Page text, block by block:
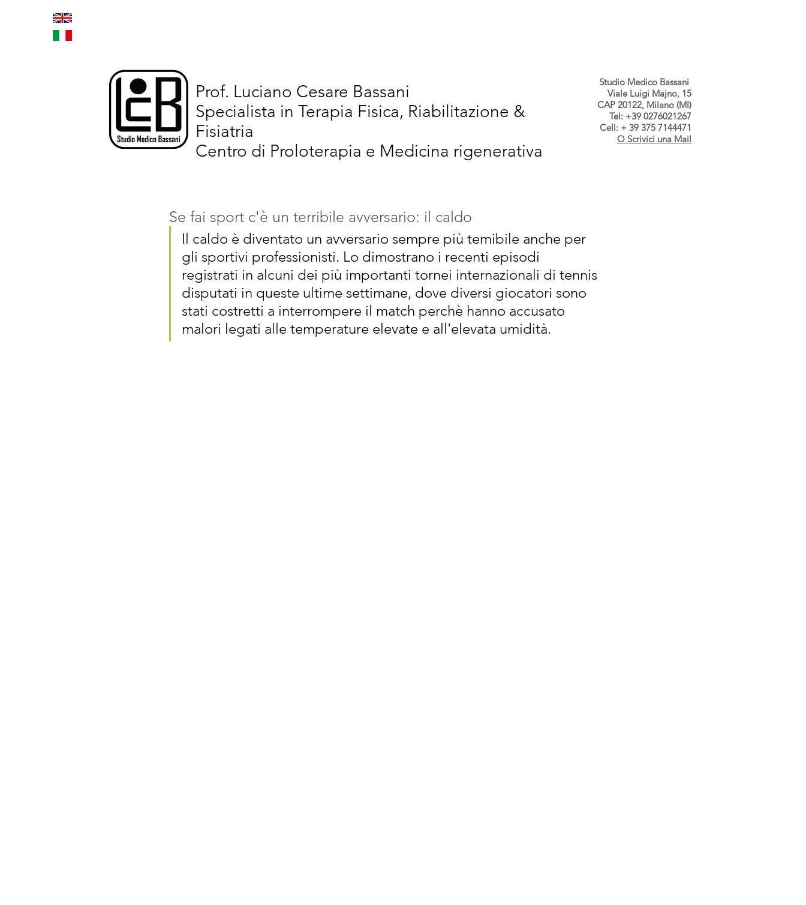
Prof. Luciano Cesare Bassani
Specialista in Terapia Fisica, Riabilitazione &
Fisiatria
Centro di Proloterapia e Medicina rigenerativa
Studio Medico Bassani
Viale Luigi Majno, 15
CAP 20122, Milano (MI)
Tel: +39 0276021267
Cell: + 39 375 7144471
O Scrivici una Mail
Se fai sport c'è un terribile avversario: il caldo
Il caldo è diventato un avversario sempre più temibile anche per
gli sportivi professionisti. Lo dimostrano i recenti episodi
registrati in alcuni dei più importanti tornei internazionali di tennis
disputati in queste ultime settimane, dove diversi giocatori sono
stati costretti a interrompere il match perchè hanno accusato
malori legati alle temperature elevate e all'elevata umidità.